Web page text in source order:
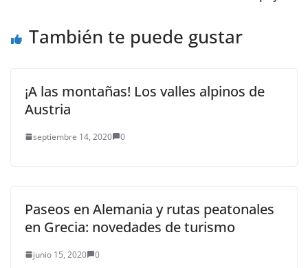
que vincula a cuatro
También te puede gustar
¡A las montañas! Los valles alpinos de
Austria
septiembre 14, 2020 0
Paseos en Alemania y rutas peatonales
en Grecia: novedades de turismo
junio 15, 2020 0